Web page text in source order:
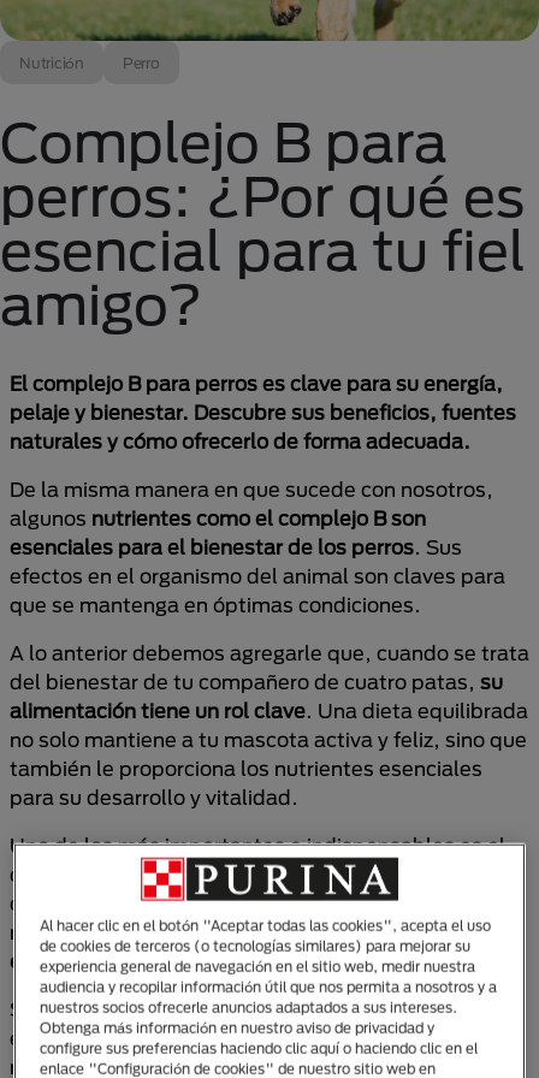
Nutrición Perro
Complejo B para
perros: ¿Por qué es
esencial para tu fiel
amigo?
El complejo B para perros es clave para su energía,
pelaje y bienestar. Descubre sus beneficios, fuentes
naturales y cómo ofrecerlo de forma adecuada.
De la misma manera en que sucede con nosotros,
algunos nutrientes como el complejo B son
esenciales para el bienestar de los perros. Sus
efectos en el organismo del animal son claves para
que se mantenga en óptimas condiciones.
A lo anterior debemos agregarle que, cuando se trata
del bienestar de tu compañero de cuatro patas, su
alimentación tiene un rol clave. Una dieta equilibrada
no solo mantiene a tu mascota activa y feliz, sino que
también le proporciona los nutrientes esenciales
para su desarrollo y vitalidad.
Uno de los más importantes e indispensables es el
complejo B para perros, un grupo de nutrientes que
cumple funciones esenciales en su organismo: son
necesarios para que los canesmantengan su
energía, piel radiante y un sistema nervioso fuerte
Sin embargo, como estas vitaminas no se almacenan
en grandes cantidades en el cuerpo, es crucial que tu
mascota las obtengaa través de su alimentación
Al hacer clic en el botón "Aceptar todas las cookies", acepta el uso
de cookies de terceros (o tecnologías similares) para mejorar su
experiencia general de navegación en el sitio web, medir nuestra
audiencia y recopilar información útil que nos permita a nosotros y a
nuestros socios ofrecerle anuncios adaptados a sus intereses.
Obtenga más información en nuestro aviso de privacidad y
configure sus preferencias haciendo clic aquí o haciendo clic en el
enlace "Configuración de cookies" de nuestro sitio web en